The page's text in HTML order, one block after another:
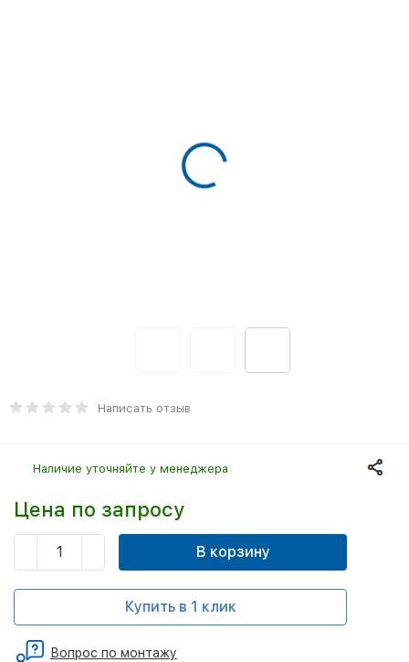
Написать отзыв
Наличие уточняйте у менеджера
Цена по запросу
В корзину
Купить в 1 клик
Вопрос по монтажу